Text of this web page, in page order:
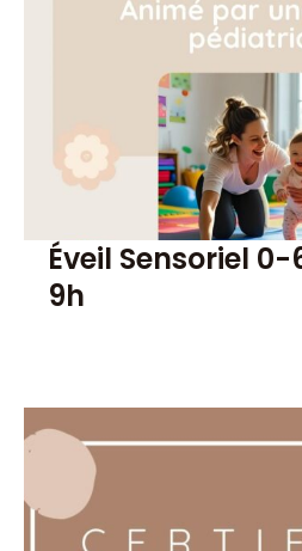
Éveil Sensoriel
9h